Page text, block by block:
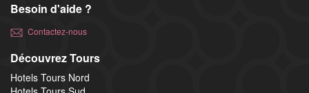
Besoin d'aide ?
Contactez-nous
Découvrez Tours
Hotels Tours Nord